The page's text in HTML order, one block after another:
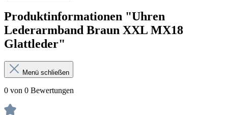
Produktinformationen "Uhren
Lederarmband Braun XXL MX18
Glattleder"
Menü schließen
0 von 0 Bewertungen